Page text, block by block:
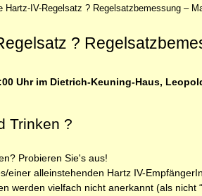
Hartz-IV-Regelsatz ? Regelsatzbemessung –
?
Uhr im Dietrich­-Keuning­-Haus,
Trinken ?
Probieren Sie's aus!
alleinstehenden Hartz IV-
werden vielfach nicht anerkannt (als